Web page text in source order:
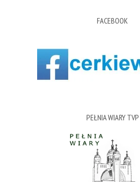
FACEBOOK
PEŁNIA WIARY TVP